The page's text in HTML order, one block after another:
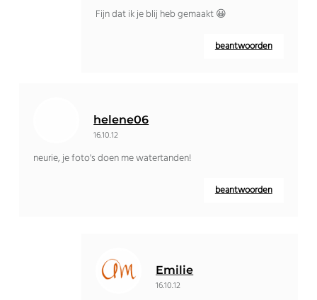
Fijn dat ik je blij heb gemaakt 😀
beantwoorden
helene06
16.10.12
neurie, je foto's doen me watertanden!
beantwoorden
Emilie
16.10.12